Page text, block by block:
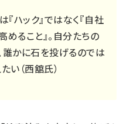
ハック』ではなく『自社
ること』。自分たちの
誰かに石を投げるのでは
い（西舘氏）